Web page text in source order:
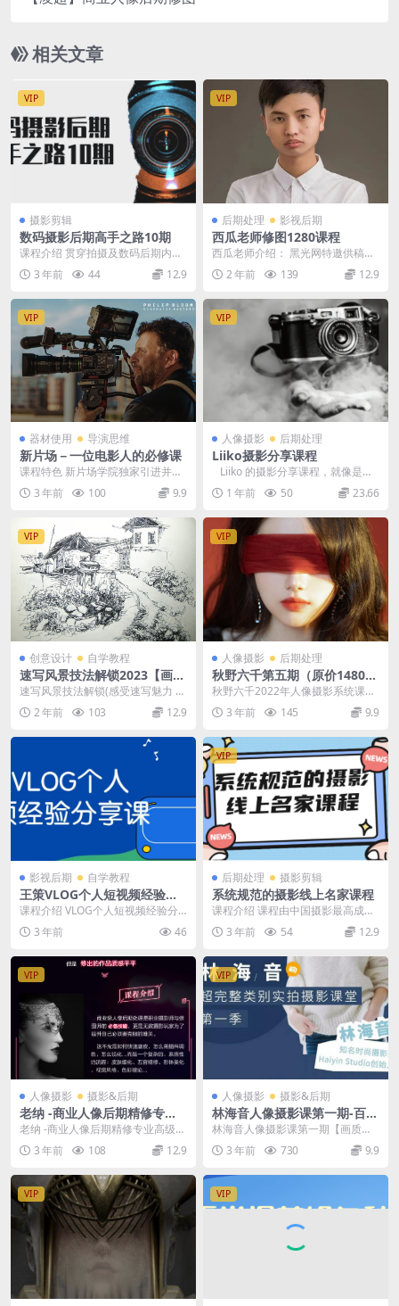
相关文章
VIP
摄影剪辑
数码摄影后期高手之路10期
课程介绍 贯穿拍摄及数码后期内
容，名师讲解透彻易懂。现在不管
你是拍摄人物像还是风...
3 年前 44 12.9
VIP
后期处理 影视后期
西瓜老师修图1280课程
西瓜老师介绍： 黑光网特邀供稿老
师 儿童摄影杂志推荐优秀摄影师 人
像摄影杂志供稿...
2 年前 139 12.9
VIP
器材使用 导演思维
新片场－一位电影人的必修课
课程特色 新片场学院独家引进并配
以中文字幕。 独立电影制作人、摄
影师Philip...
3 年前 100 9.9
VIP
人像摄影 后期处理
Liiko摄影分享课程
Liiko 的摄影分享课程，就像是一
场精心策划的氛围感探索之旅，从
摄影创作...
1 年前 50 23.66
VIP
创意设计 自学教程
速写风景技法解锁2023【画质
不错只有视频】
速写风景技法解锁(感受速写魅力 拒
绝无效练习) 本次分享的是速写
风...2 年前 103 12.9
VIP
人像摄影 后期处理
秋野六千第五期（原价1480
元）
秋野六千2022年人像摄影系统课第
5期
3 年前 145 9.9
影视后期 自学教程
王策VLOG个人短视频经验分
享课
课程介绍 VLOG个人短视频经验分
享课，教你拍摄视频，从感光度、
快门，以及前期的...
3 年前 46
VIP
后期处理 摄影剪辑
系统规范的摄影线上名家课程
课程介绍 课程由中国摄影最高成绩
就奖“金像奖”获得者主讲，学禅意摄
影的机会到了，...
3 年前 54 12.9
VIP
人像摄影 摄影&后期
老纳 -商业人像后期精修专业
高级训练营-蜂鸟微课堂
老纳 -商业人像后期精修专业高级训
练营-蜂鸟微课堂【素材完整价值36
99元】 蜂...
3 年前 108 12.9
VIP
人像摄影 摄影&后期
林海音人像摄影课第一期-百度
网盘
林海音人像摄影课第一期【画质高
清】-百度云网盘下载
3 年前 730 9.9
VIP VIP